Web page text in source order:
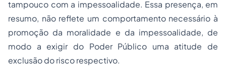
tampouco com a impessoalidade. Essa presença, em
resumo, não reflete um comportamento necessário à
promoção da moralidade e da impessoalidade, de
modo a exigir do Poder Público uma atitude de
exclusão do risco respectivo.